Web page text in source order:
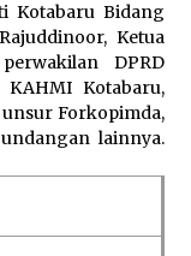
Kotabaru Bidang
Ketua
DPRD
KAHMI Kotabaru,
Forkopimda,
lainnya.